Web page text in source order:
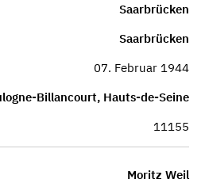
Saarbrücken
Saarbrücken
07. Februar 1944
Billancourt, Hauts-de-Seine
11155
Moritz Weil